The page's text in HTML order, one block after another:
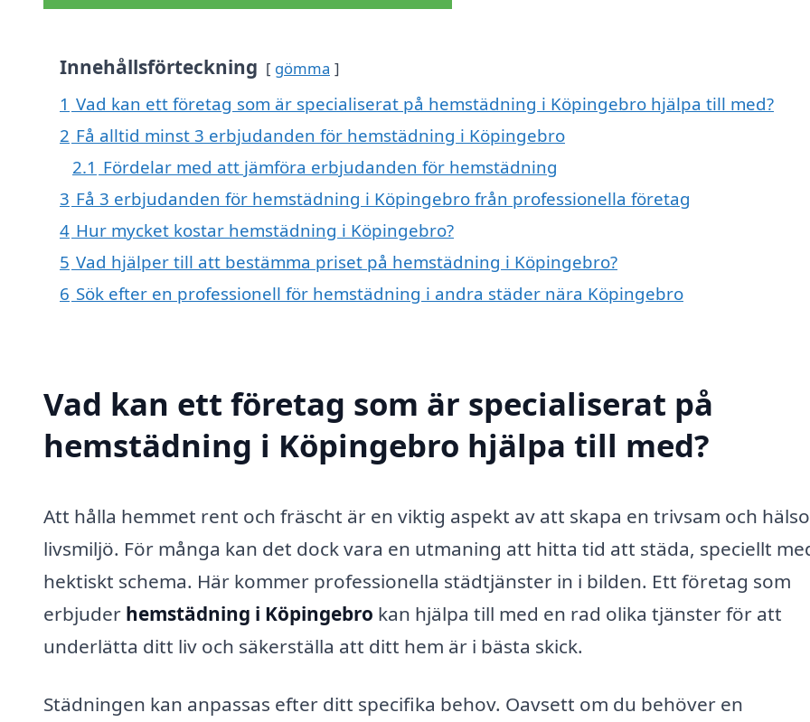
Innehållsförteckning gömma
1 Vad kan ett företag som är specialiserat på hemstädning i Köpingebro hjälpa till med?
2 Få alltid minst 3 erbjudanden för hemstädning i Köpingebro
2.1 Fördelar med att jämföra erbjudanden för hemstädning
3 Få 3 erbjudanden för hemstädning i Köpingebro från professionella företag
4 Hur mycket kostar hemstädning i Köpingebro?
5 Vad hjälper till att bestämma priset på hemstädning i Köpingebro?
6 Sök efter en professionell för hemstädning i andra städer nära Köpingebro
Vad kan ett företag som är specialiserat på
hemstädning i Köpingebro hjälpa till med?
Att hålla hemmet rent och fräscht är en viktig aspekt av att skapa en trivsam och
livsmiljö. För många kan det dock vara en utmaning att hitta tid att städa, speciellt
hektiskt schema. Här kommer professionella städtjänster in i bilden. Ett företag som
erbjuder hemstädning i Köpingebro kan hjälpa till med en rad olika tjänster för att
underlätta ditt liv och säkerställa att ditt hem är i bästa skick.
Städningen kan anpassas efter ditt specifika behov. Oavsett om du behöver en